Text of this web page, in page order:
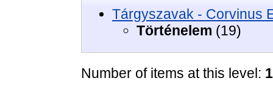
Tárgyszavak - Corvinus
Történelem (19)
Number of items at this level: